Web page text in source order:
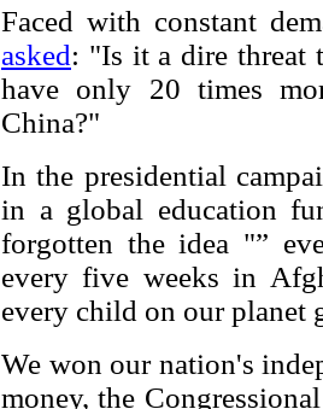
Faced with constant
asked: "Is it a dire threat
have only 20 times
China?"
In the presidential
in a global education
forgotten the idea "”
every five weeks in
every child on our planet
We won our nation's
money, the